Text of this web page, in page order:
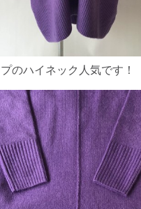
のハイネック人気です！